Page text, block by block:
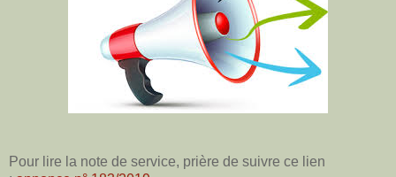
Pour lire la note de service, prière de suivre ce lien